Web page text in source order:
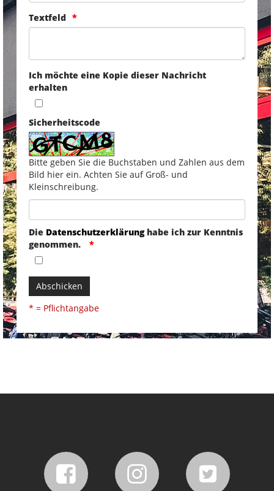
Textfeld
Ich möchte eine Kopie dieser Nachricht
erhalten
Sicherheitscode
Bitte geben Sie die Buchstaben und Zahlen aus dem
Bild hier ein. Achten Sie auf Groß- und
Kleinschreibung.
Die Datenschutzerklärunghabe ich zur Kenntnis
genommen.
Abschicken
* = Pflichtangabe